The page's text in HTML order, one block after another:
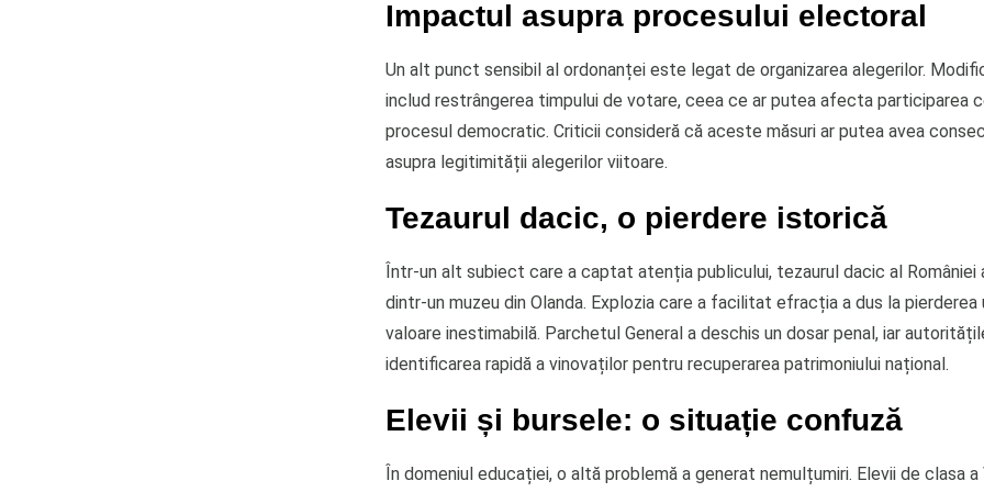
Impactul asupra procesului electoral
Un alt punct sensibil al ordonanței este legat de organizarea alegerilor.
includ restrângerea timpului de votare, ceea ce ar putea afecta participarea
procesul democratic. Criticii consideră că aceste măsuri ar putea avea
asupra legitimității alegerilor viitoare.
Tezaurul dacic, o pierdere istorică
Într-un alt subiect care a captat atenția publicului, tezaurul dacic al
dintr-un muzeu din Olanda. Explozia care a facilitat efracția a dus la pierderea
valoare inestimabilă. Parchetul General a deschis un dosar penal, iar
identificarea rapidă a vinovaților pentru recuperarea patrimoniului național.
Elevii și bursele: o situație confuză
În domeniul educației, o altă problemă a generat nemulțumiri. Elevii de clasa